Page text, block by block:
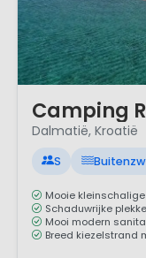
Camping
Dalmatië, Kroatië
S
Mooie
Schaduwrijke
Mooi modern
Breed kiezelstrand